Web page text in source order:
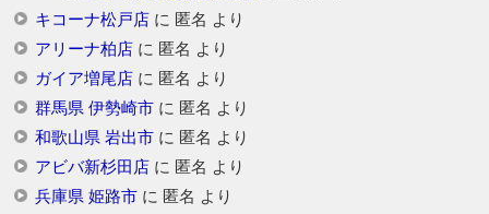
キコーナ松戸店に 匿名 より
アリーナ柏店に 匿名 より
ガイア増尾店に 匿名 より
群馬県 伊勢崎市に 匿名 より
和歌山県 岩出市に 匿名 より
アビバ新杉田店に 匿名 より
兵庫県 姫路市に 匿名 より